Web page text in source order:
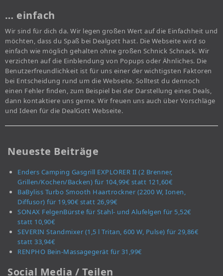
… einfach
Wir sind für dich da. Wir legen großen Wert auf die Einfachheit und
möchten, dass du Spaß bei Dealgott hast. Die Webseite wird so
einfach wie möglich gehalten ohne großen Schnick Schnack. Wir
verzichten auf die Einblendung von Popups oder Ähnliches. Die
Benutzerfreundlichkeit ist für uns einer der wichtigsten Faktoren
bei Entscheidung rund um die Webseite. Solltest du dennoch
einen Fehler finden, zum Beispiel bei der Darstellung eines Deals,
dann kontaktiere uns gerne. Wir freuen uns auch über Vorschläge
und Ideen für die DealGott Webseite.
Neueste Beiträge
Enders Camping Gasgrill EXPLORER II (2 Brenner,
Grillen/Kochen/Backen) für 104,99€ statt 121,60€
BaByliss Turbo Smooth Haartrockner (2200 W, Ionen,
Diffusor) für 19,90€ statt 26,99€
SONAX FelgenBürste für Stahl- und Alufelgen für 5,52€
statt 10,90€
SEVERIN Standmixer (1,5 l Tritan, 600 W, Pulse) für 29,86€
statt 33,94€
RENPHO Bein-Massagegerät für 31,99€
Social Media / Teilen